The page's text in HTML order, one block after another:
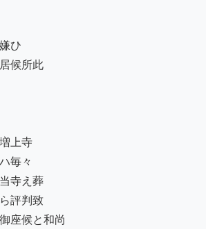
ひ
候所此
上寺
毎々ゟ
寺え葬
評判致
座候と和尚